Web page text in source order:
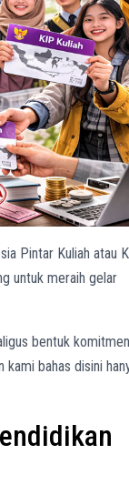
Pintar Kuliah atau
untuk meraih gelar
bentuk komitmen
bahas disini